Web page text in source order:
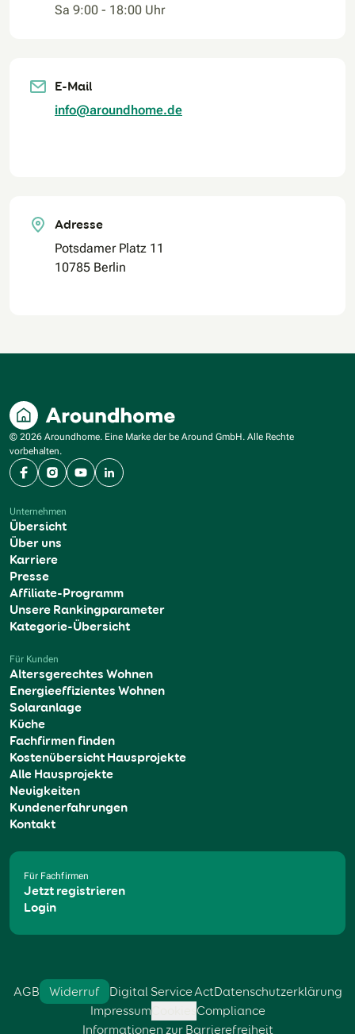
Sa 9:00 - 18:00 Uhr
E-Mail
info@aroundhome.de
Adresse
Potsdamer Platz 11
10785 Berlin
© 2026 Aroundhome. Eine Marke der be Around GmbH. Alle Rechte
vorbehalten.
FacebookInstagram
YouTubeLinkedIn
Unternehmen
Übersicht
Über uns
Karriere
Presse
Affiliate-Programm
Unsere Rankingparameter
Kategorie-Übersicht
Für Kunden
Altersgerechtes Wohnen
Energieeffizientes Wohnen
Solaranlage
Küche
Fachfirmen finden
Kostenübersicht Hausprojekte
Alle Hausprojekte
Neuigkeiten
Kundenerfahrungen
Kontakt
Für Fachfirmen
Jetzt registrieren
Login
AGB Widerruf Digital Service ActDatenschutzerklärung
Impressum
Compliance
Informationen zur Barrierefreiheit